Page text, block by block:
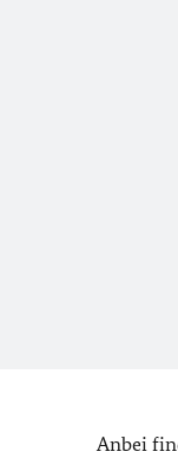
Anbei